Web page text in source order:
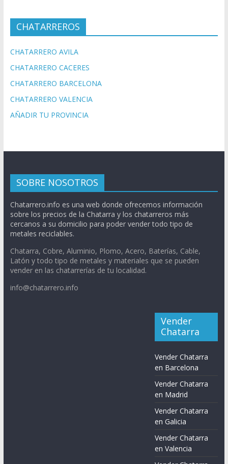
CHATARREROS
CHATARRERO AVILA
CHATARRERO CACERES
CHATARRERO BARCELONA
CHATARRERO VALENCIA
AÑADIR TU PROVINCIA
SOBRE NOSOTROS
Chatarrero.info es una web donde ofrecemos información
sobre los precios de la Chatarra y los chatarreros más
cercanos a su domicilio para poder vender todo tipo de
metales reciclables.
Chatarra, Cobre, Aluminio, Plomo, Acero, Baterías, Cable,
Latón y todo tipo de metales y materiales que se pueden
vender en las chatarrerías de tu localidad.
info@chatarrero.info
Vender
Chatarra
Vender Chatarra
en Barcelona
Vender Chatarra
en Madrid
Vender Chatarra
en Galicia
Vender Chatarra
en Valencia